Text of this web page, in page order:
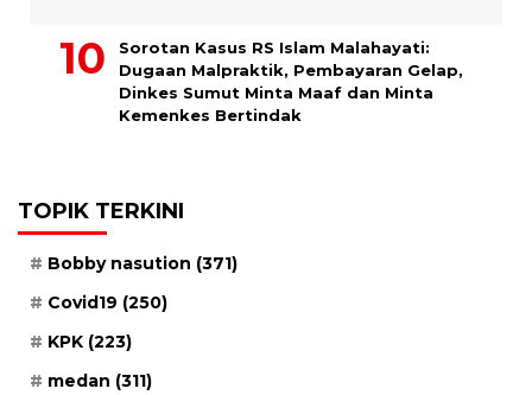
Sorotan Kasus RS Islam Malahayati:
Dugaan Malpraktik, Pembayaran Gelap,
Dinkes Sumut Minta Maaf dan Minta
Kemenkes Bertindak
TOPIK TERKINI
Bobby nasution (371)
Covid19 (250)
KPK (223)
medan (311)